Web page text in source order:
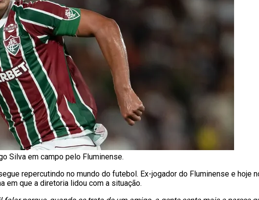
Silva em campo pelo Fluminense.
repercutindo no mundo do futebol. Ex-jogador do Fluminense e hoje
em que a diretoria lidou com a situação.